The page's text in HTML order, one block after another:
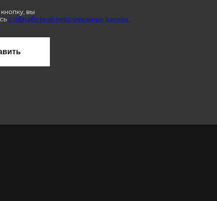
вы
с обработкой персональных данных